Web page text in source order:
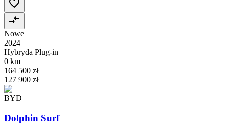
Nowe
2024
Hybryda Plug-in
0 km
164 500 zł
127 900 zł
BYD
Dolphin Surf